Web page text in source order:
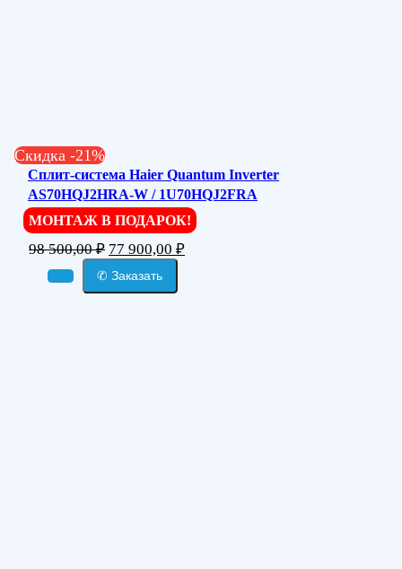
Скидка -21%
Сплит-система Haier Quantum Inverter
AS70HQJ2HRA-W / 1U70HQJ2FRA
МОНТАЖ В ПОДАРОК!
98 500,00₽ 77 900,00 ₽
✆ Заказать